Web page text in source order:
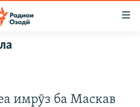
имрӯз ба Маскав